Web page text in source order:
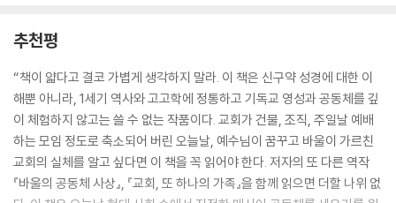
는 자리였으므로, 내가 참석하는 데 별도의 초청은 필요하지 않았다. 우리
지막이 만찬을 하는 게 로마에서도 상례였다. 손님이 있을 경우 더욱 그랬
다. 한길로 나서 한참을 걷다 보니 거리가 너무 좁아 갑갑했다. 폭이 채 3미
터도 안 되는 길도 있었다. 게다가 바닥은 그야말로 진창투성이라 발밑이
불안했다. 이미 대부분 일이 끝나 제법 많은 사람들이 밖으로 쏟아져 나와
서 앞으로 나아가기조차 어려웠다. 길이 엉망이라 이리저리 헤매다 보니
방향감각조차 잃어버렸다. 도저히 내 힘으로는 목적지까지 찾아갈 수 없었
얼마 안 되는 분량에도 불구하고, 교회가 담아야 할 매우 다양한 모습을 생
생하게 보여 준다. 종과 주인, 여자와 남자, 가난한 자와 부자, 아이와 어른
과 노인, 가족과 독신, 해방과 자유, 세상과 교회, 직업 소명과 신분, 성만찬
과 세례, 논쟁과 조정, 상황과 말씀, 식사와 성찬, 일상과 초월, 공간과 시
간, 의외성과 규칙성, 참여와 권위, 본질과 형식, 치료와 치유, 그리고 예수
그리스도! 덩치만 크지 단조롭기 그지없는 오늘날의 어떤 대형 교회보다
도 소수로 이루어진 이 작은 공동체에서 우리가 오랫동안 잃어버린 교회의
추천평
“책이 얇다고 결코 가볍게 생각하지 말라. 이 책은 신구약 성경에 대한 이
해뿐 아니라, 1세기 역사와 고고학에 정통하고 기독교 영성과 공동체를 깊
이 체험하지 않고는 쓸 수 없는 작품이다. 교회가 건물, 조직, 주일날 예배
하는 모임 정도로 축소되어 버린 오늘날, 예수님이 꿈꾸고 바울이 가르친
교회의 실체를 알고 싶다면 이 책을 꼭 읽어야 한다. 저자의 또 다른 역작
『바울의 공동체 사상』, 『교회, 또 하나의 가족』을 함께 읽으면 더할 나위 없